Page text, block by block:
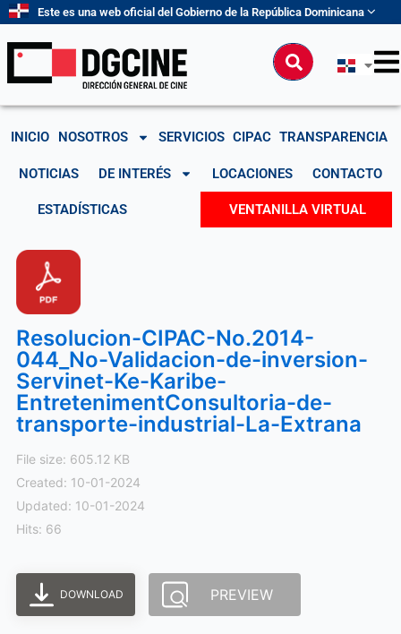
contenido
Este es una web oficial del Gobierno de la República Dominicana
Buscar
INICIO NOSOTROS SERVICIOS CIPAC TRANSPARENCIA
NOTICIAS DE INTERÉS LOCACIONES CONTACTO
ESTADÍSTICAS VENTANILLA VIRTUAL
Resolucion-CIPAC-No.2014-
044_No-Validacion-de-inversion-
Servinet-Ke-Karibe-
EntretenimentConsultoria-de-
transporte-industrial-La-Extrana
File size: 605.12 KB
Created: 10-01-2024
Updated: 10-01-2024
Hits: 66
DOWNLOAD PREVIEW